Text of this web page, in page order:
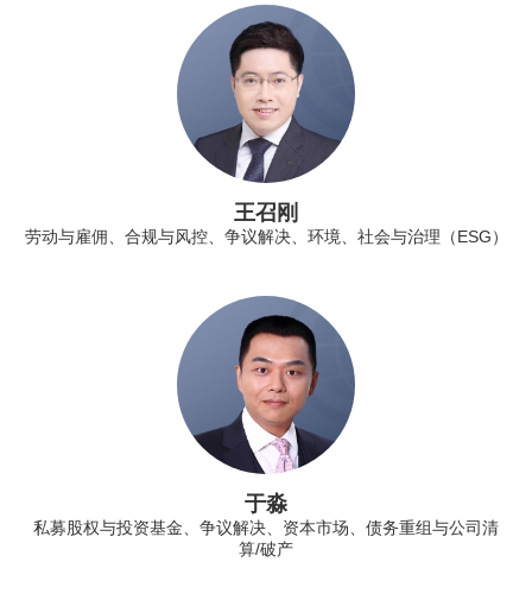
王召刚
劳动与雇佣、合规与风控、争议解决、环境、社会与治理（ESG）
于淼
私募股权与投资基金、争议解决、资本市场、债务重组与公司清
算/破产